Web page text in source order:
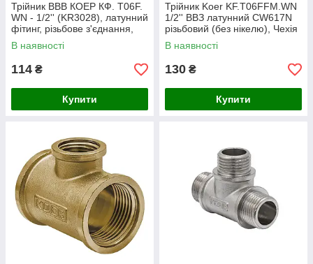
Трійник ВВВ КОЕР КФ. T06F.
WN - 1/2'' (KR3028), латунний
фітинг, різьбове з'єднання,
діаметр 26 мм, номінальний
тиск 40 бар
В наявності
114 ₴
Купити
Трійник Koer KF.T06FFM.WN
1/2'' ВВЗ латунний CW617N
різьбовий (без нікелю), Чехія
(KR3030)
В наявності
130 ₴
Купити